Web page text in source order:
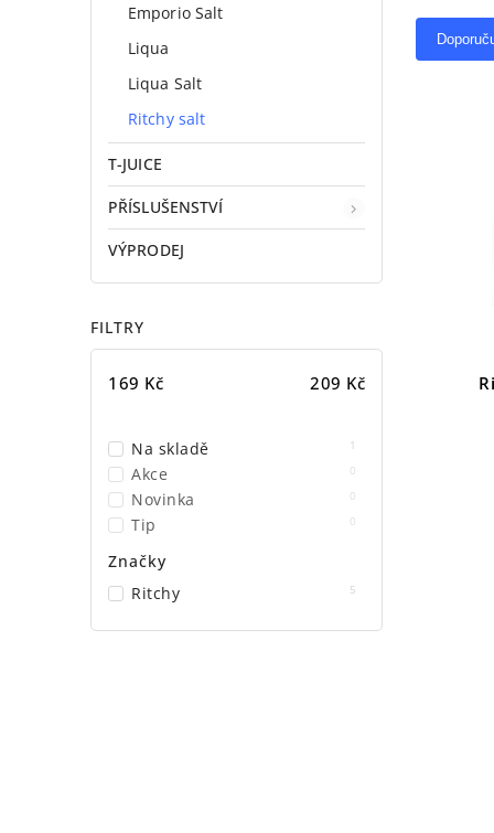
Emporio Salt
Liqua
Liqua Salt
Ritchy salt
T-JUICE
PŘÍSLUŠENSTVÍ
VÝPRODEJ
FILTRY
169 Kč 209 Kč
Na skladě 1
Akce 0
Novinka 0
Tip 0
Značky
Ritchy
5